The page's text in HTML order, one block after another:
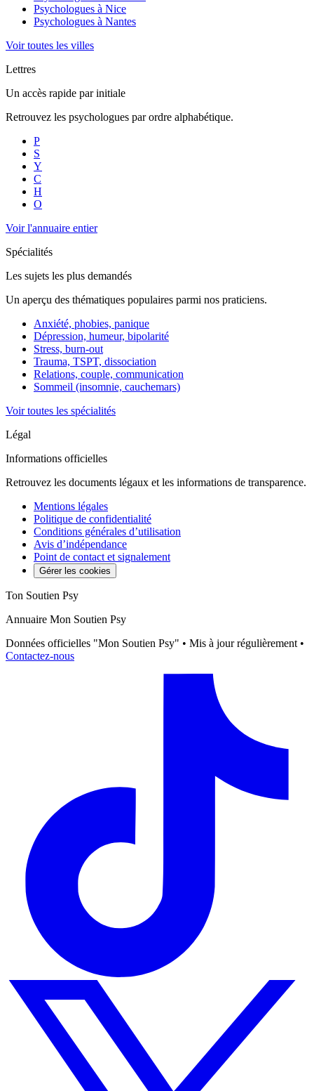
Psychologues à Nice
Psychologues à Nantes
Voir toutes les villes
Lettres
Un accès rapide par initiale
Retrouvez les psychologues par ordre alphabétique.
P
S
Y
C
H
O
Voir l'annuaire entier
Spécialités
Les sujets les plus demandés
Un aperçu des thématiques populaires parmi nos praticiens.
Anxiété, phobies, panique
Dépression, humeur, bipolarité
Stress, burn-out
Trauma, TSPT, dissociation
Relations, couple, communication
Sommeil (insomnie, cauchemars)
Voir toutes les spécialités
Légal
Informations officielles
Retrouvez les documents légaux et les informations de transparence.
Mentions légales
Politique de confidentialité
Conditions générales d’utilisation
Avis d’indépendance
Point de contact et signalement
Gérer les cookies
Ton Soutien Psy
Annuaire Mon Soutien Psy
Données officielles "Mon Soutien Psy" • Mis à jour régulièrement •
Contactez-nous